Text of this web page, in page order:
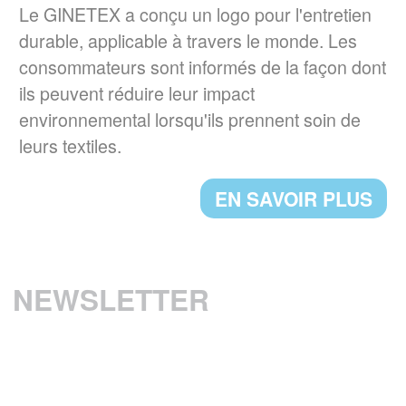
La loi AGEC impose depuis le 1er janvier
2022, l'apposition d'une
signalétique TRIMAN et d'une info-tri sur les
produits tels que les textiles d'habillement, le
linge de maison et les chaussures.
UN NOUVEAU PRESIDENT POUR LE
GermanFashion, a été nommé président de
GINETEX pour 2 ans à compter du
Le GINETEX a conçu un logo pour l'entretien
durable, applicable à travers le monde. Les
consommateurs sont informés de la façon dont
ils peuvent réduire leur impact
environnemental lorsqu'ils prennent soin de
leurs textiles.
EN SAVOIR PLUS
NEWSLETTER